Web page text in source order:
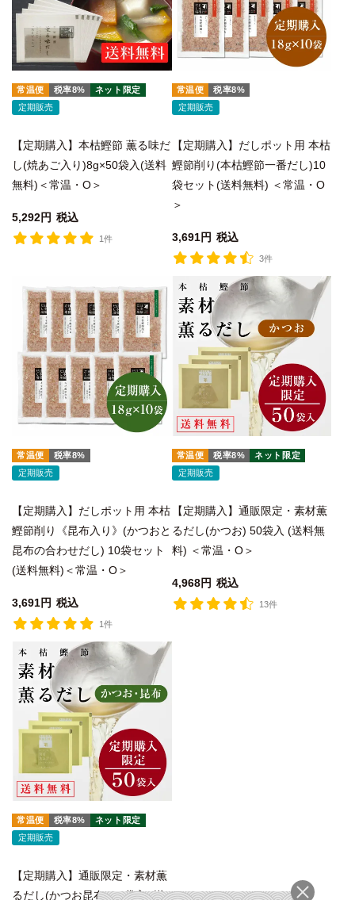
常温便 税率8%
ネット限定
定期販売
【定期購入】本枯鰹節 薫る味だ
し(焼あご入り)8g×50袋入(送料
無料)＜常温・O＞
5,292 税込
1件
常温便
税率8%
定期販売
【定期購入】だしポット用 本枯
鰹節削り(本枯鰹節一番だし)10
袋セット(送料無料) ＜常温・O
＞
3,691 税込
3件
常温便
税率8%
定期販売
【定期購入】だしポット用 本枯
鰹節削り《昆布入り》(かつおと
昆布の合わせだし) 10袋セット
(送料無料)＜常温・O＞
3,691 税込
1件
常温便 税率8%
ネット限定
定期販売
【定期購入】通販限定・素材薫
るだし(かつお) 50袋入 (送料無
料) ＜常温・O＞
4,968 税込
13件
常温便 税率8%
ネット限定
定期販売
【定期購入】通販限定・素材薫
るだし(かつお昆布) 50袋入 (送